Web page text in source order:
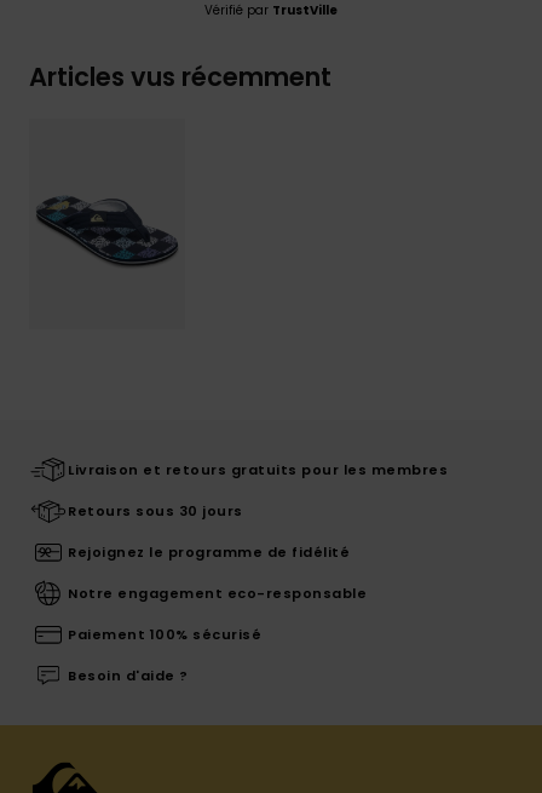
Vérifié par TrustVille
Articles vus récemment
Livraison et retours gratuits pour les membres
Retours sous 30 jours
Rejoignez le programme de fidélité
Notre engagement eco-responsable
Paiement 100% sécurisé
Besoin d'aide ?